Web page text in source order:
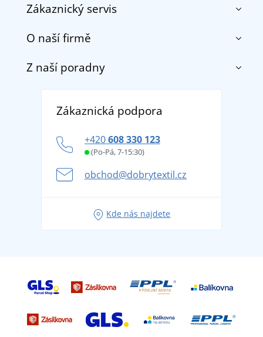
Zákaznický servis
Kontakt
Doprava a platba
Vrácení zboží a reklamace
Potisk a výšivka
Věrnostní program BONTIS +
O naší firmě
O nás
DobrýTextil pro firmy a organizace
Z naší poradny
tradicí od roku 1976
Letní dobrodružství začíná balením aneb připravte
se na dovolenou bez starostí
Tipy na svěží outfity pro pohodové léto
Zákaznická podpora
+420608 330 123
(Po-Pá, 7-15:30)
obchod@dobrytextil.cz
Kde nás najdete